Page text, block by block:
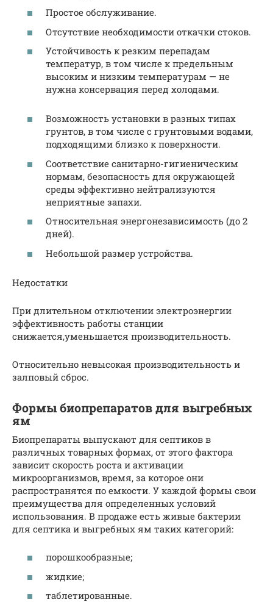
Простое обслуживание.
Отсутствие необходимости откачки стоков.
Устойчивость к резким перепадам
температур, в том числе к предельным
высоким и низким температурам — не
нужна консервация перед холодами.
Возможность установки в разных типах
грунтов, в том числе с грунтовыми водами,
подходящими близко к поверхности.
Соответствие санитарно-гигиеническим
нормам, безопасность для окружающей
среды эффективно нейтрализуются
неприятные запахи.
Относительная энергонезависимость (до 2
дней).
Небольшой размер устройства.
Недостатки
При длительном отключении электроэнергии
эффективность работы станции
снижается,уменьшается производительность.
Относительно невысокая производительность и
залповый сброс.
Формы биопрепаратов для выгребных
ям
Биопрепараты выпускают для септиков в
различных товарных формах, от этого фактора
зависит скорость роста и активации
микроорганизмов, время, за которое они
распространятся по емкости. У каждой формы свои
преимущества для определенных условий
использования. В продаже есть живые бактерии
для септика и выгребных ям таких категорий:
порошкообразные;
жидкие;
таблетированные.